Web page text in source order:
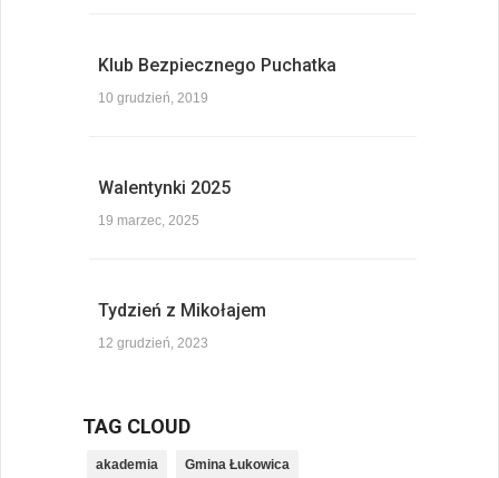
Klub Bezpiecznego Puchatka
10 grudzień, 2019
Walentynki 2025
19 marzec, 2025
Tydzień z Mikołajem
12 grudzień, 2023
TAG CLOUD
akademia Gmina Łukowica